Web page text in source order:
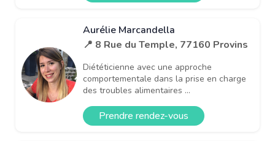
Aurélie Marcandella
📍 8 Rue du Temple, 77160 Provins
Diététicienne avec une approche
comportementale dans la prise en charge
des troubles alimentaires ...
Prendre rendez-vous